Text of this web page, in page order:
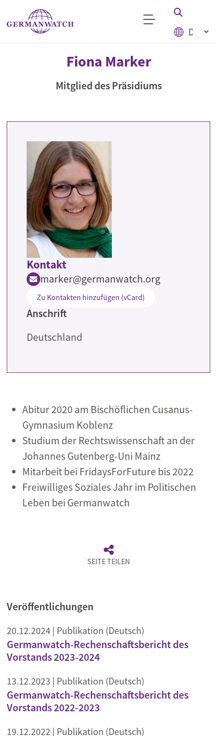
Direkt zum Inhalt
Select
StichwortsucheFiona Marker
Mitglied des Präsidiums
Kontakt
marker@germanwatch.org
Zu Kontakten hinzufügen (vCard)
Anschrift
Deutschland
Abitur 2020 am Bischöflichen Cusanus-
Gymnasium Koblenz
Studium der Rechtswissenschaft an der
Johannes Gutenberg-Uni Mainz
Mitarbeit bei FridaysForFuture bis 2022
Freiwilliges Soziales Jahr im Politischen
Leben bei Germanwatch
SEITE TEILEN
Veröffentlichungen
20.12.2024 | Publikation (Deutsch)
Germanwatch-Rechenschaftsbericht des
Vorstands 2023-2024
13.12.2023 | Publikation (Deutsch)
Germanwatch-Rechenschaftsbericht des
Vorstands 2022-2023
19.12.2022 | Publikation (Deutsch)